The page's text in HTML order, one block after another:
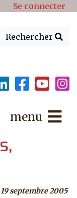
Se connecter
Rechercher
menu
septembre 2005